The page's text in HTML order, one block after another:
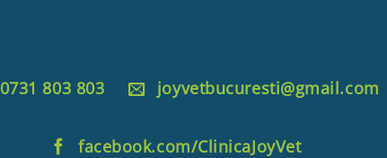
0731 803 803 joyvetbucuresti@gmail.com
facebook.com/ClinicaJoyVet